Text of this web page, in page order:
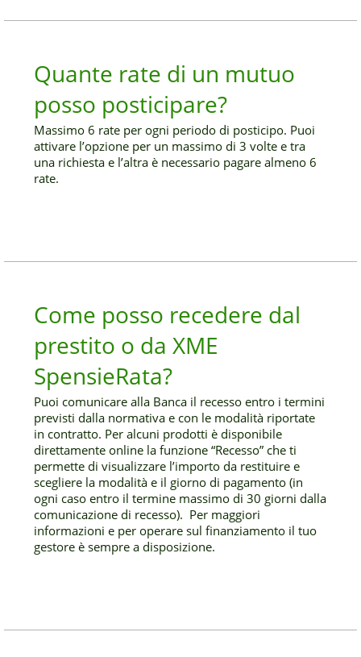
Quante rate di un mutuo
posso posticipare?
Massimo 6 rate per ogni periodo di posticipo. Puoi
attivare l’opzione per un massimo di 3 volte e tra
una richiesta e l’altra è necessario pagare almeno 6
rate.
Come posso recedere dal
prestito o da XME
SpensieRata?
Puoi comunicare alla Banca il recesso entro i termini
previsti dalla normativa e con le modalità riportate
in contratto. Per alcuni prodotti è disponibile
direttamente online la funzione “Recesso” che ti
permette di visualizzare l’importo da restituire e
scegliere la modalità e il giorno di pagamento (in
ogni caso entro il termine massimo di 30 giorni dalla
comunicazione di recesso). Per maggiori
informazioni e per operare sul finanziamento il tuo
gestore è sempre a disposizione.